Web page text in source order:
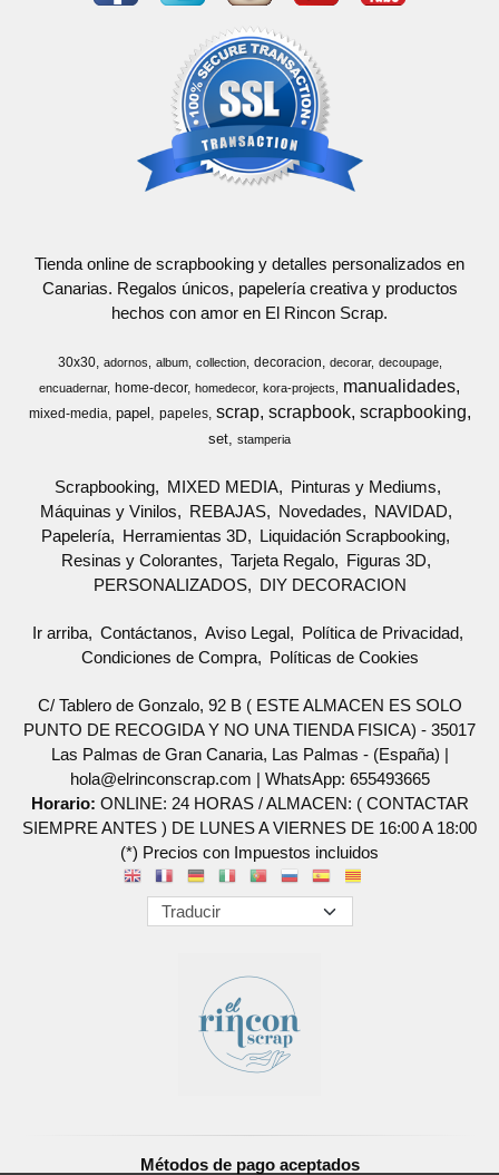
Tienda online de scrapbooking y detalles personalizados en
Canarias. Regalos únicos, papelería creativa y productos
hechos con amor en El Rincon Scrap.
30x30 adornos album collection decoracion decorar
decoupage
encuadernar
home-decor homedecor kora-projects manualidades
mixed-media papel papeles scrap scrapbook scrapbooking
set stamperia
Scrapbooking MIXED MEDIA
Pinturas y Mediums
Máquinas y Vinilos
REBAJAS Novedades
NAVIDAD
Papelería
Herramientas 3D
Liquidación Scrapbooking
Resinas y Colorantes
Tarjeta Regalo
Figuras 3D
PERSONALIZADOS
DIY DECORACION
Ir arriba Contáctanos Aviso Legal
Política de Privacidad
Condiciones de Compra
Políticas de Cookies
C/ Tablero de Gonzalo, 92 B ( ESTE ALMACEN ES SOLO
PUNTO DE RECOGIDA Y NO UNA TIENDA FISICA) - 35017
Las Palmas de Gran Canaria, Las Palmas - (España) |
hola@elrinconscrap.com | WhatsApp: 655493665
Horario: ONLINE: 24 HORAS / ALMACEN: ( CONTACTAR
SIEMPRE ANTES ) DE LUNES A VIERNES DE 16:00 A 18:00
(*) Precios con Impuestos incluidos
Métodos de pago aceptados